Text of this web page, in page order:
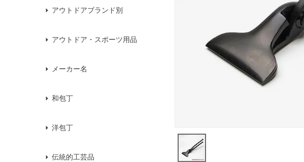
アウトドアブランド別
アウトドア・スポーツ用品
メーカー名
和包丁
洋包丁
伝統的工芸品